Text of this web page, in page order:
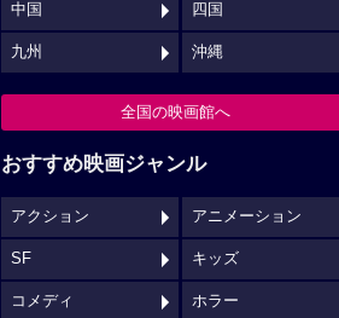
中国 四国
九州 沖縄
全国の映画館へ
おすすめ映画ジャンル
アクション アニメーション
SF キッズ
コメディ ホラー